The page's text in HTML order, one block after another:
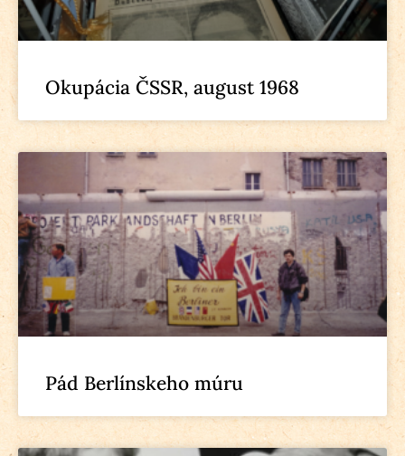
Okupácia ČSSR, august 1968
Pád Berlínskeho múru